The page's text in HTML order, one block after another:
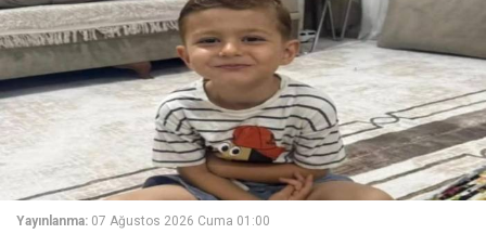
Yayınlanma: 07 Ağustos 2026 Cuma 01:00